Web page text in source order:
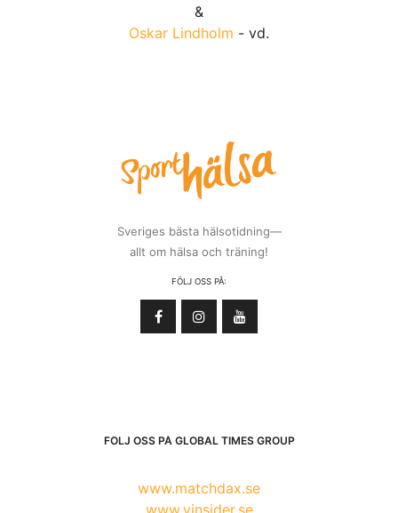
&
Oskar Lindholm - vd.
Sveriges bästa hälsotidning—
allt om hälsa och träning!
FÖLJ OSS PÅ:
FÖLJ OSS PÅ GLOBAL TIMES GROUP
www.matchdax.se